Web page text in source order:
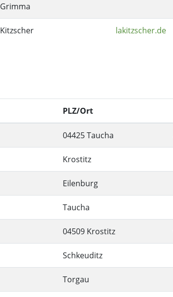
Grimma
Kitzscher lakitzscher.de
PLZ/Ort
04425 Taucha
Krostitz
Eilenburg
Taucha
04509 Krostitz
Schkeuditz
Torgau